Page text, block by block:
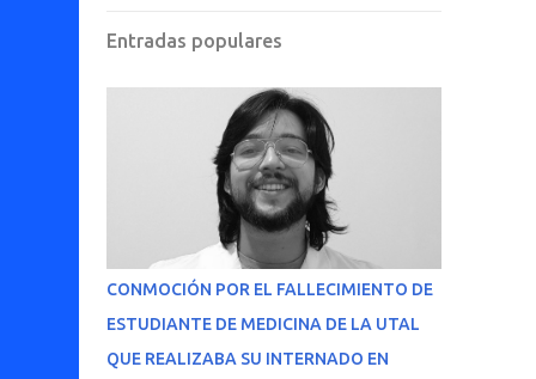
Entradas populares
CONMOCIÓN POR EL FALLECIMIENTO DE
ESTUDIANTE DE MEDICINA DE LA UTAL
QUE REALIZABA SU INTERNADO EN